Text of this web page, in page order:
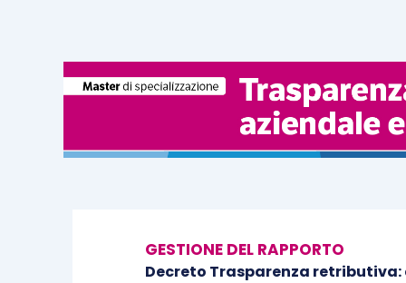
GESTIONE DEL RAPPORTO
Decreto Trasparenza